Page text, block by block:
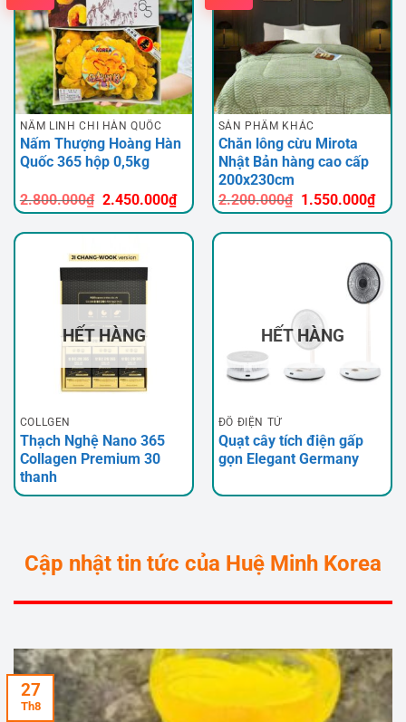
NẤM LINH CHI HÀN QUỐC
Nấm Thượng Hoàng Hàn
Quốc 365 hộp 0,5kg
2.800.000₫ Giá
gốc
là:
2.450.000₫Giá
hiện
tại
là:
SẢN PHẨM KHÁC
Chăn lông cừu Mirota
Nhật Bản hàng cao cấp
200x230cm
2.200.000₫ Giá
gốc
là:
1.550.000₫Giá
hiện
tại
là:
HẾT HÀNG
COLLGEN
Thạch Nghệ Nano 365
Collagen Premium 30
thanh
HẾT HÀNG
ĐỒ ĐIỆN TỬ
Quạt cây tích điện gấp
gọn Elegant Germany
Cập nhật tin tức của Huệ Minh Korea
27
Th8